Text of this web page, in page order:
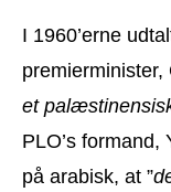
I 1960’erne
premierminister,
et
PLO’s
på arabisk, at ”